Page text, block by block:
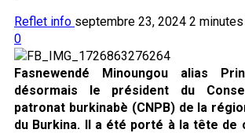
Reflet info septembre 23, 2024 2
0
Fasnewendé Minoungou alias
désormais le président du
patronat burkinabè (CNPB) de la
du Burkina. Il a été porté à la tête